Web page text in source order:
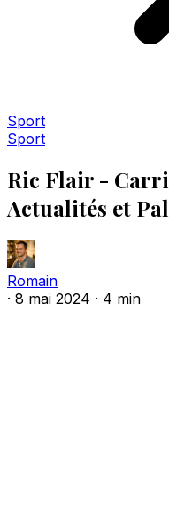
Sport
Sport
Ric Flair -
Actualités et
Romain
· 8 mai 2024 · 4 min